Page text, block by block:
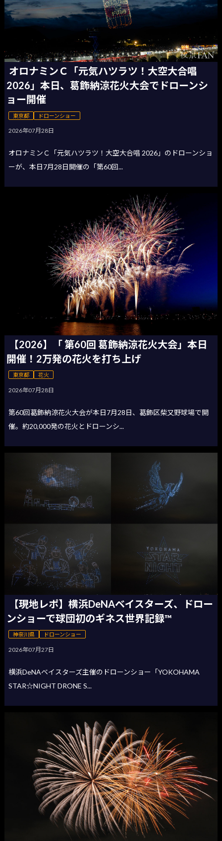
オロナミンＣ「元気ハツラツ！大空大合唱
2026」本日、葛飾納涼花火大会でドローンシ
ョー開催
東京都 ドローンショー
2026年07月28日
オロナミンＣ「元気ハツラツ！大空大合唱 2026」のドローンショ
ーが、本日7月28日開催の「第60回...
【2026】「 第60回 葛飾納涼花火大会」本日
開催！2万発の花火を打ち上げ
東京都 花火
2026年07月28日
第60回葛飾納涼花火大会が本日7月28日、葛飾区柴又野球場で開
催。約20,000発の花火とドローンシ...
【現地レポ】横浜DeNAベイスターズ、ドロー
ンショーで球団初のギネス世界記録™
神奈川県 ドローンショー
2026年07月27日
横浜DeNAベイスターズ主催のドローンショー「YOKOHAMA
STAR☆NIGHT DRONE S...